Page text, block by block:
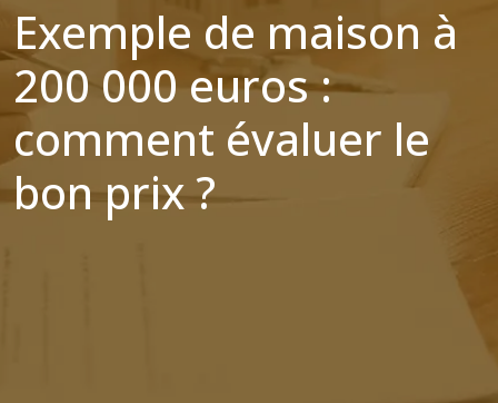
Exemple de maison à
200 000 euros :
comment évaluer le
bon prix ?